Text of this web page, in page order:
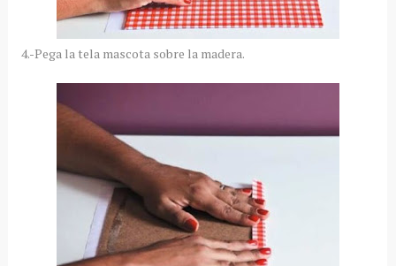
4.-Pega la tela mascota sobre la madera.